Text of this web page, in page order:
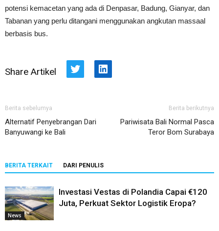
potensi kemacetan yang ada di Denpasar, Badung, Gianyar, dan
Tabanan yang perlu ditangani menggunakan angkutan massaal
berbasis bus.
Share Artikel Twitter LinkedIn
Berita sebelumya
Alternatif Penyebrangan Dari
Banyuwangi ke Bali
Berita berikutnya
Pariwisata Bali Normal Pasca
Teror Bom Surabaya
BERITA TERKAIT DARI PENULIS
News
Investasi Vestas di Polandia Capai €120
Juta, Perkuat Sektor Logistik Eropa?